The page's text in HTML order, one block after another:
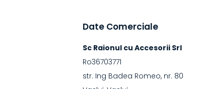
Date Comerciale
Sc Raionul cu Accesorii Srl
Ro36703771
str. Ing Badea Romeo, nr. 80